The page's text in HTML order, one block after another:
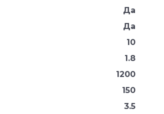
Да
Да
10
1.8
1200
150
3.5